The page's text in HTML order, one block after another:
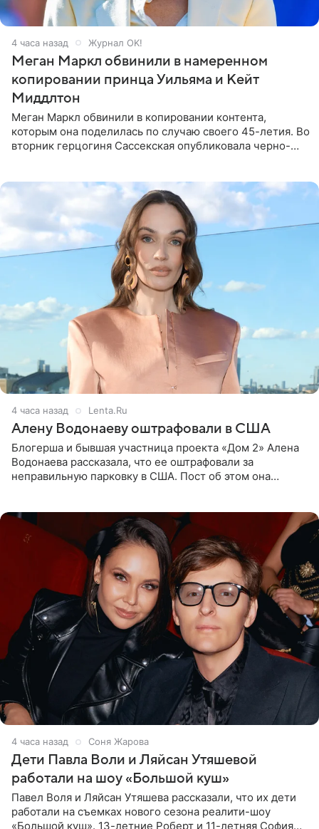
4 часа назад Журнал OK!
Меган Маркл обвинили в намеренном
копировании принца Уильяма и Кейт
Миддлтон
Меган Маркл обвинили в копировании контента,
которым она поделилась по случаю своего 45-летия. Во
вторник герцогиня Сассекская опубликовала черно-
4 часа назад Lenta.Ru
Алену Водонаеву оштрафовали в США
Блогерша и бывшая участница проекта «Дом 2» Алена
Водонаева рассказала, что ее оштрафовали за
неправильную парковку в США. Пост об этом она
4 часа назад Соня Жарова
Дети Павла Воли и Ляйсан Утяшевой
работали на шоу «Большой куш»
Павел Воля и Ляйсан Утяшева рассказали, что их дети
работали на съемках нового сезона реалити-шоу
«Большой куш». 13-летние Роберт и 11-летняя София